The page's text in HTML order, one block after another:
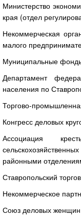
Министерство
края (отдел
Некоммерческая
малого
Муниципальные
Департамент
населения по
Торгово-
Конгресс деловых
Ассоциация
районными
Ставропольский
Некоммерческое
Союз деловых женщин